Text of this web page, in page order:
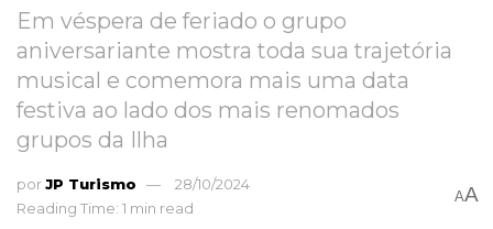
Em véspera de feriado o grupo
aniversariante mostra toda sua trajetória
musical e comemora mais uma data
festiva ao lado dos mais renomados
grupos da Ilha
porJP Turismo
28/10/2024
Reading Time: 1 min read
AA